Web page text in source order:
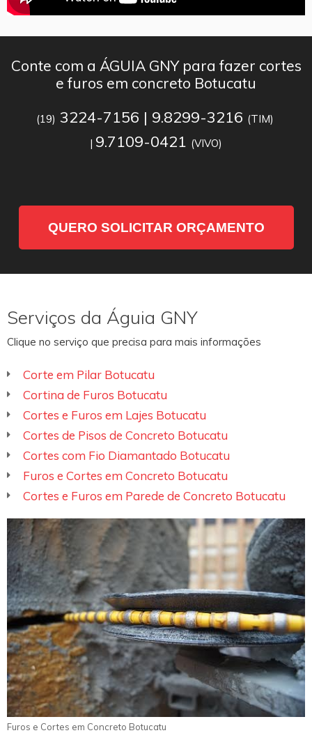
Conte com a ÁGUIA GNY para fazer cortes
e furos em concreto Botucatu
(19) 3224-7156 | 9.8299-3216 (TIM)
| 9.7109-0421 (VIVO)
QUERO SOLICITAR ORÇAMENTO
Serviços da Águia GNY
Clique no serviço que precisa para mais informações
Corte em Pilar Botucatu
Cortina de Furos Botucatu
Cortes e Furos em Lajes Botucatu
Cortes de Pisos de Concreto Botucatu
Cortes com Fio Diamantado Botucatu
Furos e Cortes em Concreto Botucatu
Cortes e Furos em Parede de Concreto Botucatu
Furos e Cortes em Concreto Botucatu